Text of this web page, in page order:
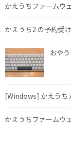
かえうちファームウ
かえうち2 の予約受
おや
[Windows] かえうち
かえうちファームウ